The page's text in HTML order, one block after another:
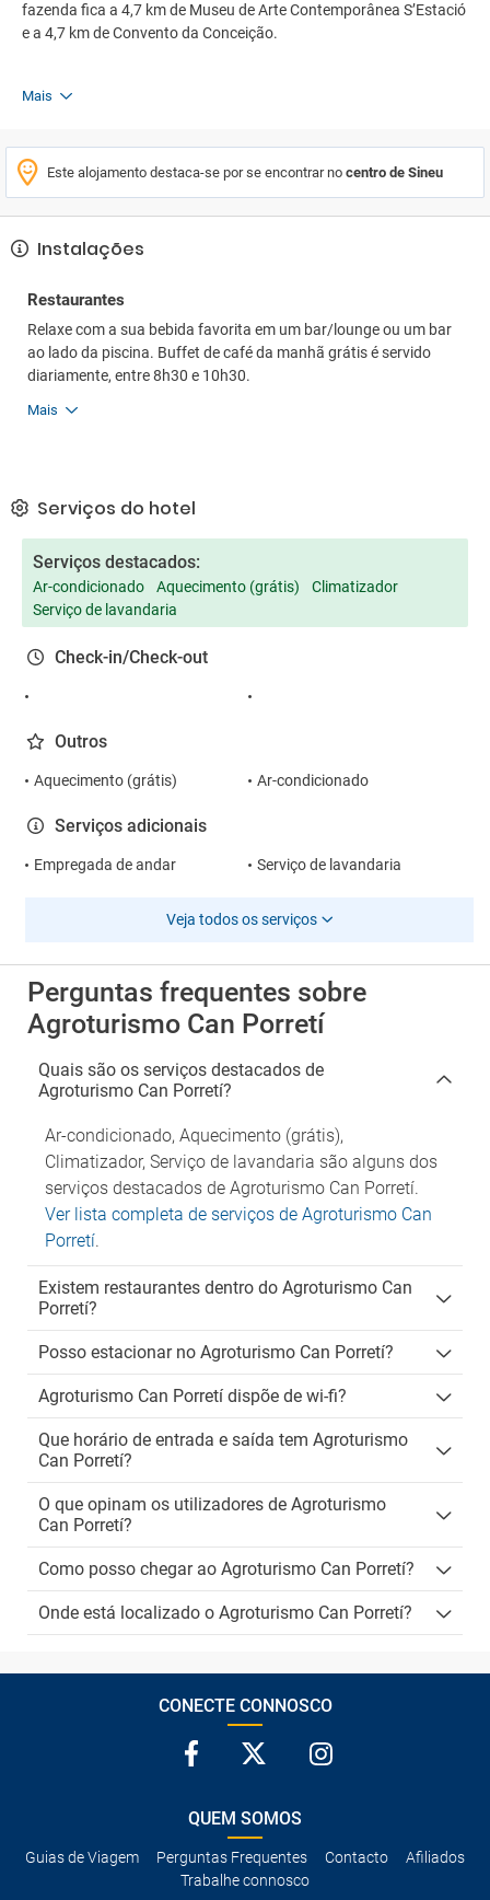
fazenda fica a 4,7 km de Museu de Arte Contemporânea S’Estació
e a 4,7 km de Convento da Conceição.
Mais
Este alojamento destaca-se por se encontrar no centro de Sineu
Instalações
Restaurantes
Relaxe com a sua bebida favorita em um bar/lounge ou um bar
ao lado da piscina. Buffet de café da manhã grátis é servido
diariamente, entre 8h30 e 10h30.
Mais
Serviços do hotel
Serviços destacados:
Ar-condicionado Aquecimento (grátis)
Climatizador
Serviço de lavandaria
Check-in/Check-out
Outros
Aquecimento (grátis) Ar-condicionado
Serviços adicionais
Empregada de andar Serviço de lavandaria
Veja todos os serviços
Perguntas frequentes sobre
Agroturismo Can Porretí
Quais são os serviços destacados de
Agroturismo Can Porretí?
Ar-condicionado, Aquecimento (grátis),
Climatizador, Serviço de lavandaria são alguns dos
serviços destacados de Agroturismo Can Porretí.
Ver lista completa de serviços de Agroturismo Can
Porretí.
Existem restaurantes dentro do Agroturismo Can
Porretí?
Posso estacionar no Agroturismo Can Porretí?
Agroturismo Can Porretí dispõe de wi-fi?
Que horário de entrada e saída tem Agroturismo
Can Porretí?
O que opinam os utilizadores de Agroturismo
Can Porretí?
Como posso chegar ao Agroturismo Can Porretí?
Onde está localizado o Agroturismo Can Porretí?
CONECTE CONNOSCO
QUEM SOMOS
Guias de Viagem Perguntas Frequentes Contacto
Afiliados
Trabalhe connosco